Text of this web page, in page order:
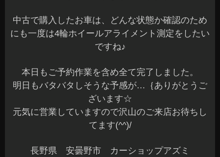
中古で購入したお車は、どんな状態か確認のため
にも一度は4輪ホイールアライメント測定をしたい
ですね♪
本日もご予約作業を含め全て完了しました。
明日もバタバタしそうな予感が…｛ありがとうご
ざいます☆
元気に営業していますので沢山のご来店お待ちし
てます(^^)/
長野県 安曇野市 カーショップアズミ